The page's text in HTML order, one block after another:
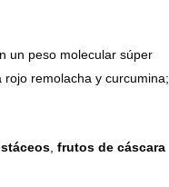
un peso molecular súper
remolacha y curcumina;
frutos de cáscara